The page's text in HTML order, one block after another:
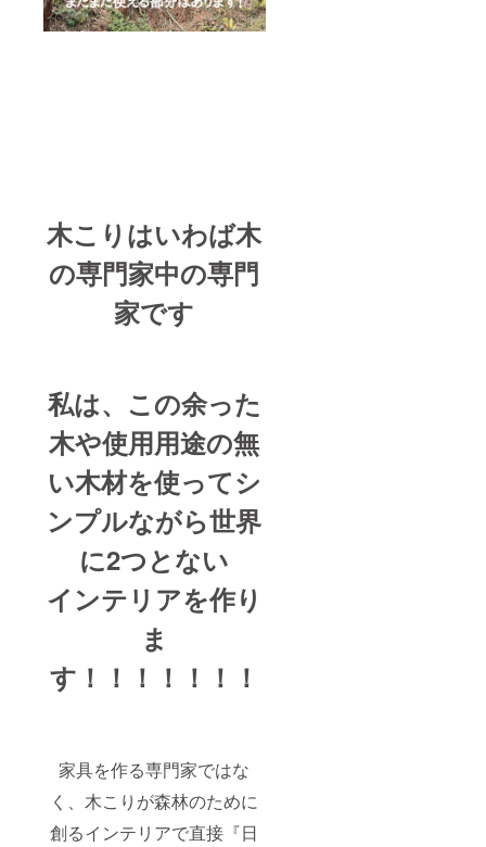
木こりはいわば木
の専門家中の専門
家です
私は、この余った
木や使用用途の無
い木材を使ってシ
ンプルながら世界
に2つとない
インテリアを作り
ま
す！！！！！！！
家具を作る専門家ではな
く、木こりが森林のために
創るインテリアで直接『日